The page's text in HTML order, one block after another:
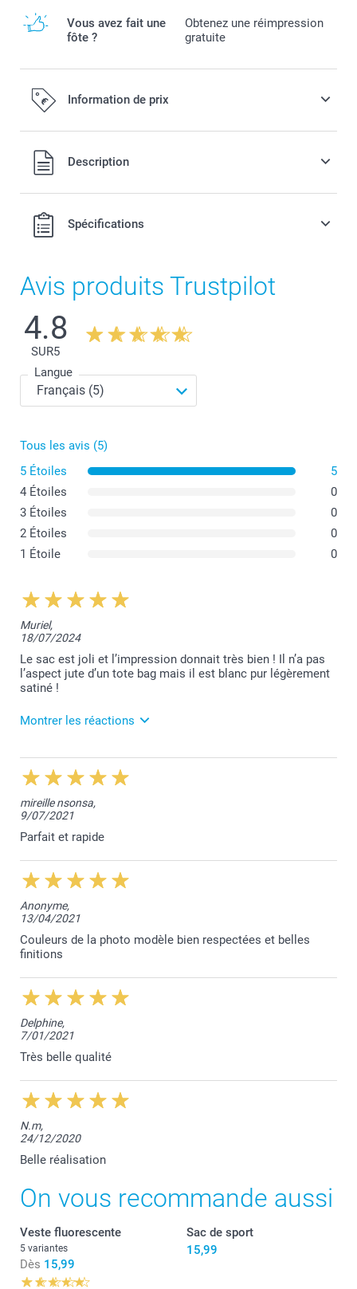
Vous avez fait une
fôte ?
Obtenez une réimpression
gratuite
Information de prix
Tous les prix sont en EURO (€), TVA incluse et hors frais de
port.
Description
Spécifications
Avis produits Trustpilot
4.8
SUR5
Langue
Tous les avis (5)
5 Étoiles
5
4 Étoiles
0
3 Étoiles
0
2 Étoiles
0
1 Étoile
0
Muriel,
18/07/2024
Le sac est joli et l’impression donnait très bien ! Il n’a pas
l’aspect jute d’un tote bag mais il est blanc pur légèrement
satiné !
Montrer les réactions
18/07/2024
13:57
Bonjour Muriel,
Je vous remercie pour votre belle évaluation.
Cela fait très plaisir!
Belle journée,
Lucie@smartphoto
mireille nsonsa,
9/07/2021
Parfait et rapide
Anonyme,
13/04/2021
Couleurs de la photo modèle bien respectées et belles
finitions
Delphine,
7/01/2021
Très belle qualité
N.m,
24/12/2020
Belle réalisation
On vous recommande aussi
Veste fluorescente
5 variantes
Dès 15,99
Sac de sport
15,99